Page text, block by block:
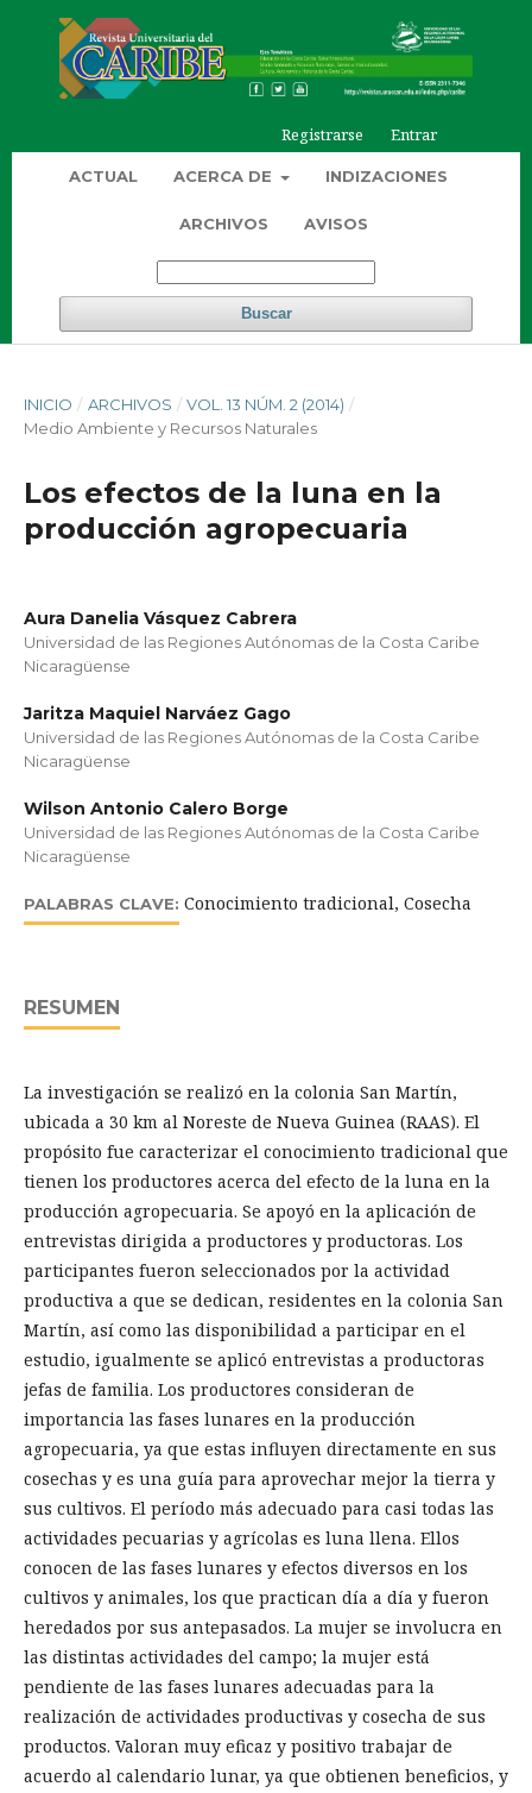
Registrarse Entrar
ACTUAL ACERCA DE INDIZACIONES
ARCHIVOS AVISOS
Buscar
INICIO / ARCHIVOS / VOL. 13 NÚM. 2 (2014) /
Medio Ambiente y Recursos Naturales
Los efectos de la luna en la
producción agropecuaria
Aura Danelia Vásquez Cabrera
Universidad de las Regiones Autónomas de la Costa Caribe
Nicaragüense
Jaritza Maquiel Narváez Gago
Universidad de las Regiones Autónomas de la Costa Caribe
Nicaragüense
Wilson Antonio Calero Borge
Universidad de las Regiones Autónomas de la Costa Caribe
Nicaragüense
PALABRAS CLAVE: Conocimiento tradicional, Cosecha
RESUMEN
La investigación se realizó en la colonia San Martín,
ubicada a 30 km al Noreste de Nueva Guinea (RAAS). El
propósito fue caracterizar el conocimiento tradicional que
tienen los productores acerca del efecto de la luna en la
producción agropecuaria. Se apoyó en la aplicación de
entrevistas dirigida a productores y productoras. Los
participantes fueron seleccionados por la actividad
productiva a que se dedican, residentes en la colonia San
Martín, así como las disponibilidad a participar en el
estudio, igualmente se aplicó entrevistas a productoras
jefas de familia. Los productores consideran de
importancia las fases lunares en la producción
agropecuaria, ya que estas influyen directamente en sus
cosechas y es una guía para aprovechar mejor la tierra y
sus cultivos. El período más adecuado para casi todas las
actividades pecuarias y agrícolas es luna llena. Ellos
conocen de las fases lunares y efectos diversos en los
cultivos y animales, los que practican día a día y fueron
heredados por sus antepasados. La mujer se involucra en
las distintas actividades del campo; la mujer está
pendiente de las fases lunares adecuadas para la
realización de actividades productivas y cosecha de sus
productos. Valoran muy eficaz y positivo trabajar de
acuerdo al calendario lunar, ya que obtienen beneficios, y